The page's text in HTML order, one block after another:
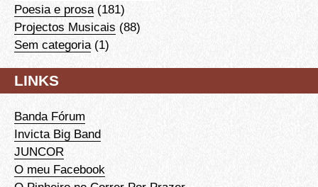
Poesia e prosa(181)
Projectos Musicais (88)
Sem categoria(1)
LINKS
Banda Fórum
Invicta Big Band
JUNCOR
O meu Facebook